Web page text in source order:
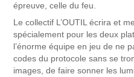
épreuve, celle du feu.
Le collectif L’OUTIL écrira et
spécialement pour les deux
l’énorme équipe en jeu de ne
codes du protocole sans se
images, de faire sonner les